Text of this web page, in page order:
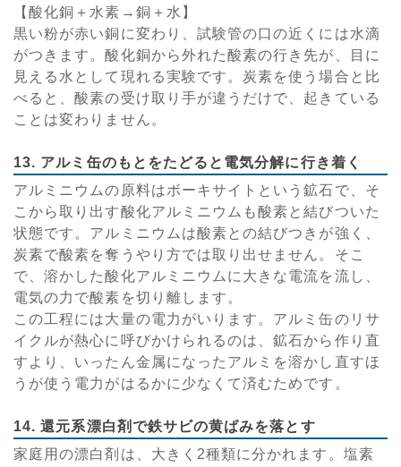
【酸化銅＋水素→銅＋水】
黒い粉が赤い銅に変わり、試験管の口の近くには水滴
がつきます。酸化銅から外れた酸素の行き先が、目に
見える水として現れる実験です。炭素を使う場合と比
べると、酸素の受け取り手が違うだけで、起きている
ことは変わりません。
13. アルミ缶のもとをたどると電気分解に行き着く
アルミニウムの原料はボーキサイトという鉱石で、そ
こから取り出す酸化アルミニウムも酸素と結びついた
状態です。アルミニウムは酸素との結びつきが強く、
炭素で酸素を奪うやり方では取り出せません。そこ
で、溶かした酸化アルミニウムに大きな電流を流し、
電気の力で酸素を切り離します。
この工程には大量の電力がいります。アルミ缶のリサ
イクルが熱心に呼びかけられるのは、鉱石から作り直
すより、いったん金属になったアルミを溶かし直すほ
うが使う電力がはるかに少なくて済むためです。
14. 還元系漂白剤で鉄サビの黄ばみを落とす
家庭用の漂白剤は、大きく2種類に分かれます。塩素